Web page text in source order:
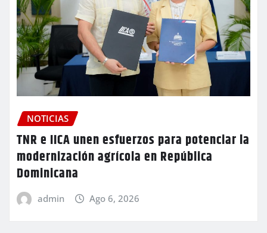
NOTICIAS
TNR e IICA unen esfuerzos para potenciar la
modernización agrícola en República
Dominicana
admin Ago 6, 2026